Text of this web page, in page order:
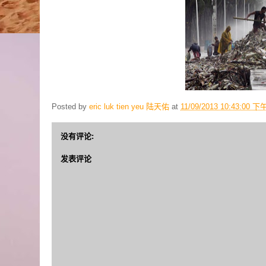
Posted by eric luk tien yeu 陆天佑 at 11/09/2013 10:43:00 下
没有评论:
发表评论